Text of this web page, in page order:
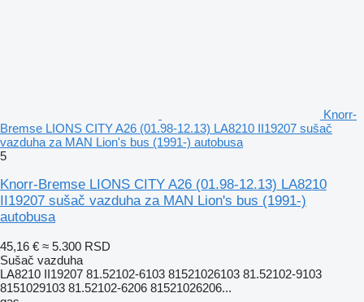
Knorr-
Bremse LIONS CITY A26 (01.98-12.13) LA8210 II19207 sušač
vazduha za MAN Lion's bus (1991-) autobusa
5
Knorr-Bremse LIONS CITY A26 (01.98-12.13) LA8210
II19207 sušač vazduha za MAN Lion's bus (1991-)
autobusa
45,16 € ≈ 5.300 RSD
Sušač vazduha
LA8210 II19207 81.52102-6103 81521026103 81.52102-9103
8151029103 81.52102-6206 81521026206...